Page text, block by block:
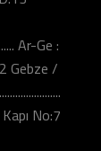
Ar-Ge :
Gebze /
No:7